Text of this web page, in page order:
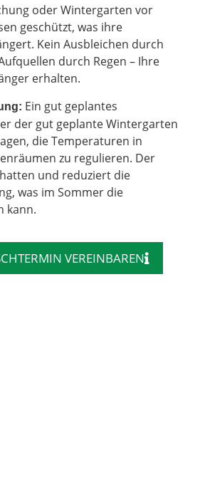
oder Wintergarten vor
geschützt, was ihre
Kein Ausbleichen durch
durch Regen – Ihre
erhalten.
Ein gut geplantes
der gut geplante Wintergarten
die Temperaturen in
zu regulieren. Der
und reduziert die
was im Sommer die
kann.
VEREINBAREN